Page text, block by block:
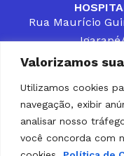
Valorizamos
Utilizamos cookies
navegação, exibir
analisar nosso
você concorda com
Rua Maurício
CONTATOS (31)
DESENVOLVER
PÚBLICOS QUE
POPULAÇÃO DA
PARCEIRO DOS
SOLUÇÃO DE
GESTORES